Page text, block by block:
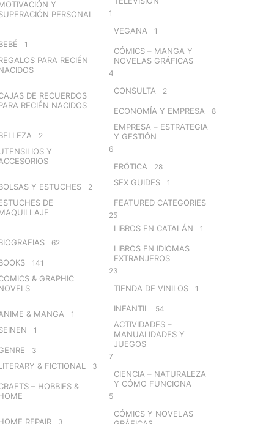
Y
PERSONAL
1
PARA RECIÉN
DE RECUERDOS
RECIÉN NACIDOS
2
Y
Y ESTUCHES 2
DE
62
141
& GRAPHIC
& MANGA 1
1
3
& FICTIONAL 3
– HOBBIES &
REPAIR 3
1
VEGANA 1
CÓMICS – MANGA Y
NOVELAS GRÁFICAS
4
CONSULTA 2
ECONOMÍA Y EMPRESA 8
EMPRESA – ESTRATEGIA
Y GESTIÓN
6
ERÓTICA 28
SEX GUIDES 1
FEATURED CATEGORIES
25
LIBROS EN CATALÁN 1
LIBROS EN IDIOMAS
EXTRANJEROS
23
TIENDA DE VINILOS 1
INFANTIL 54
ACTIVIDADES –
MANUALIDADES Y
JUEGOS
7
CIENCIA – NATURALEZA
Y CÓMO FUNCIONA
5
CÓMICS Y NOVELAS